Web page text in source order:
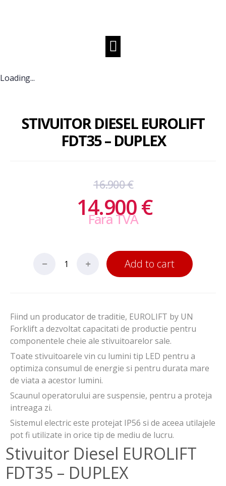
Loading...
STIVUITOR DIESEL EUROLIFT
FDT35 – DUPLEX
16.900€
14.900€
Fara TVA
Add to cart
Fiind un producator de traditie, EUROLIFT by UN
Forklift a dezvoltat capacitati de productie pentru
componentele cheie ale stivuitoarelor sale.
Toate stivuitoarele vin cu lumini tip LED pentru a
optimiza consumul de energie si pentru durata mare
de viata a acestor lumini.
Scaunul operatorului are suspensie, pentru a proteja
intreaga zi.
Sistemul electric este protejat IP56 si de aceea utilajele
pot fi utilizate in orice tip de mediu de lucru.
Stivuitor Diesel EUROLIFT
FDT35 – DUPLEX